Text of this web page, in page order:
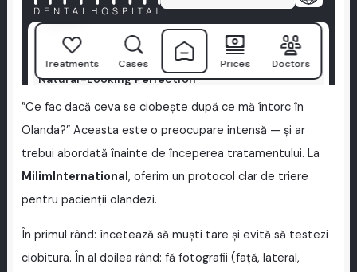
”Ce fac dacă ceva se ciobește după ce mă întorc în
Olanda?” Aceasta este o preocupare intensă — și ar
trebui abordată înainte de începerea tratamentului. La
MilimInternational, oferim un protocol clar de triere
pentru pacienții olandezi.
În primul rând: încetează să muști tare și evită să testezi
ciobitura. În al doilea rând: fă fotografii (față, lateral,